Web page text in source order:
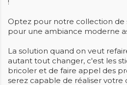
!
Optez pour notre collection de
pour une ambiance moderne
La solution quand on veut
autant tout changer, c'est les
bricoler et de faire appel des
serez capable de réaliser